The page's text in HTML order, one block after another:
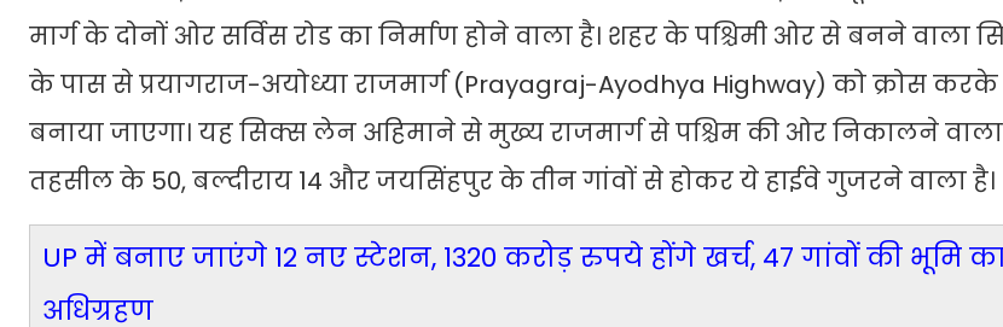
मार्ग के दोनों ओर सर्विस रोड का निर्माण होने वाला है। शहर के पश्चिमी ओर से बनने
के पास से प्रयागराज-अयोध्या राजमार्ग (Prayagraj-Ayodhya Highway) को क्रोस
बनाया जाएगा। यह सिक्स लेन अहिमाने से मुख्य राजमार्ग से पश्चिम की ओर निकालने वाला
तहसील के 50, बल्दीराय 14 और जयसिंहपुर के तीन गांवों से होकर ये हाईवे गुजरने वाला है।
UP में बनाए जाएंगे 12 नए स्टेशन, 1320 करोड़ रुपये होंगे खर्च, 47 गांवों की भूमि
अधिग्रहण